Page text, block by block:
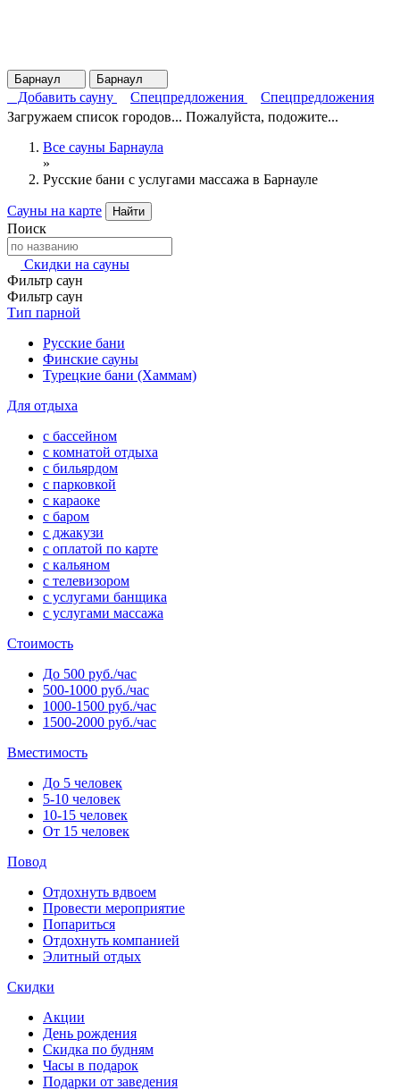
Барнаул Барнаул
Добавить сауну Спецпредложения
Спецпредложения
Загружаем список городов... Пожалуйста, подожите...
Все сауны Барнаула
»
Русские бани с услугами массажа в Барнауле
Сауны на карте Найти
Поиск
Скидки на сауны
Фильтр саун
Фильтр саун
Тип парной
Русские бани
Финские сауны
Турецкие бани (Хаммам)
Для отдыха
с бассейном
с комнатой отдыха
с бильярдом
с парковкой
с караоке
с баром
с джакузи
с оплатой по карте
с кальяном
с телевизором
с услугами банщика
с услугами массажа
Стоимость
До 500 руб./час
500-1000 руб./час
1000-1500 руб./час
1500-2000 руб./час
Вместимость
До 5 человек
5-10 человек
10-15 человек
От 15 человек
Повод
Отдохнуть вдвоем
Провести мероприятие
Попариться
Отдохнуть компанией
Элитный отдых
Скидки
Акции
День рождения
Скидка по будням
Часы в подарок
Подарки от заведения